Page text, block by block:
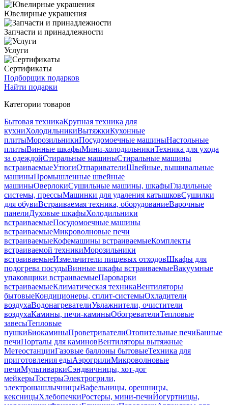
Ювелирные украшения
Запчасти и принадлежности
Услуги
Сертификаты
Подборщик подарков
Найти подарки
Категории товаров
Бытовая техникаКрупная техника для
кухниХолодильникиВытяжкиКухонные
плитыМорозильникиПосудомоечные машиныНастольные
плитыВинные шкафыМини-холодильникиТехника для ухода
за одеждойСтиральные машиныСтиральные машины
встраиваемыеУтюгиОтпаривателиШвейные, вышивальные
машиныПромышленные швейные
машиныОверлокиСушильные машины, шкафыГладильные
системы, прессыМашинки для удаления катышковСушилки
для обувиВстраиваемая техника, оборудованиеВарочные
панелиДуховые шкафыХолодильники
встраиваемыеПосудомоечные машины
встраиваемыеМикроволновые печи
встраиваемыеКофемашины встраиваемыеКомплекты
встраиваемой техникиМорозильники
встраиваемыеИзмельчители пищевых отходовШкафы для
подогрева посудыВинные шкафы встраиваемыеВакуумные
упаковщики встраиваемыеПароварки
встраиваемыеКлиматическая техникаВентиляторы
бытовыеКондиционеры, сплит-системыОхладители
воздухаВодонагревателиУвлажнители, очистители
воздухаКамины, печи-каминыОбогревателиТепловые
завесыТепловые
пушкиБиокаминыПроветривателиОтопительные печиБанные
печиПорталы для каминовВентиляторы вытяжные
МетеостанцииГазовые баллоны бытовыеТехника для
приготовления едыАэрогрилиМикроволновые
печиМультиваркиСэндвичницы, хот-дог
мейкерыТостерыЭлектрогрили,
электрошашлычницыВафельницы, орешницы,
кексницыХлебопечкиРостеры, мини-печиЙогуртницы,